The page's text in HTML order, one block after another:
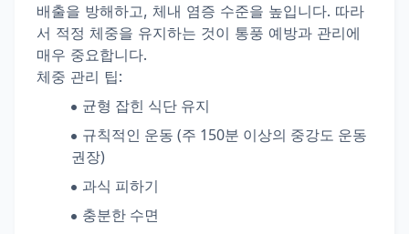
배출을 방해하고, 체내 염증 수준을 높입니다. 따라
서 적정 체중을 유지하는 것이 통풍 예방과 관리에
매우 중요합니다.
체중 관리 팁:
균형 잡힌 식단 유지
규칙적인 운동 (주 150분 이상의 중강도 운동
권장)
과식 피하기
충분한 수면